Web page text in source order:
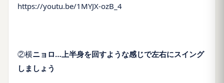
https://youtu.be/1MYJX-ozB_4
②横ニョロ…上半身を回すような感じで左右にスイング
しましょう